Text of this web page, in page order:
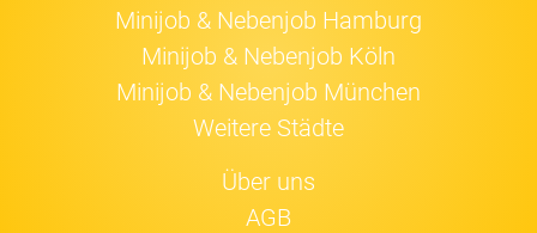
Minijob & Nebenjob Hamburg
Minijob & Nebenjob Köln
Minijob & Nebenjob München
Weitere Städte
Über uns
AGB